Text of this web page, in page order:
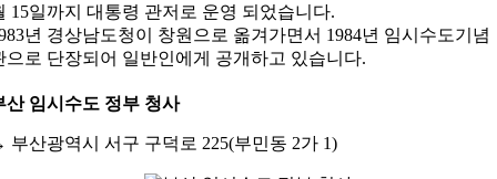
15일까지 대통령 관저로 운영 되었습니다.
년 경상남도청이 창원으로 옮겨가면서 1984년 임시수도기념
으로 단장되어 일반인에게 공개하고 있습니다.
산 임시수도 정부 청사
부산광역시 서구 구덕로 225(부민동 2가 1)